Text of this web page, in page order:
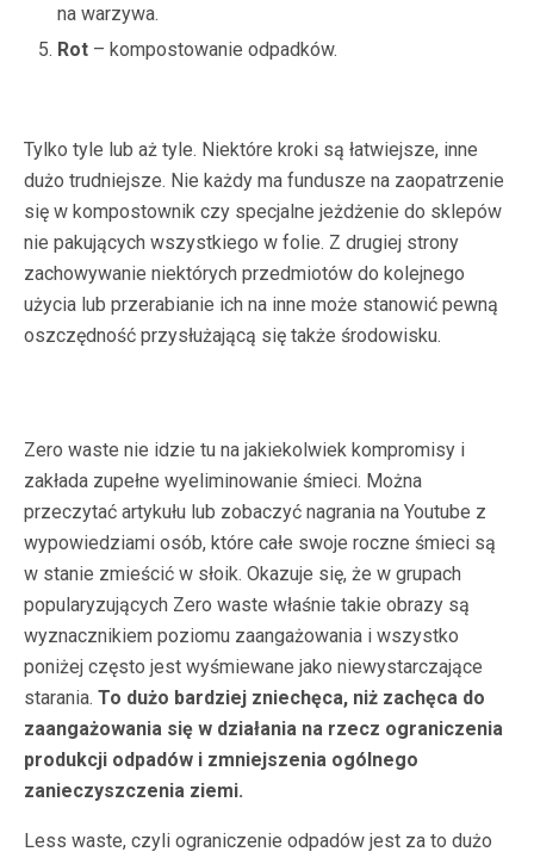
na warzywa.
Rot – kompostowanie odpadków.
Tylko tyle lub aż tyle. Niektóre kroki są łatwiejsze, inne
dużo trudniejsze. Nie każdy ma fundusze na zaopatrzenie
się w kompostownik czy specjalne jeżdżenie do sklepów
nie pakujących wszystkiego w folie. Z drugiej strony
zachowywanie niektórych przedmiotów do kolejnego
użycia lub przerabianie ich na inne może stanowić pewną
oszczędność przysłużającą się także środowisku.
Zero waste nie idzie tu na jakiekolwiek kompromisy i
zakłada zupełne wyeliminowanie śmieci. Można
przeczytać artykułu lub zobaczyć nagrania na Youtube z
wypowiedziami osób, które całe swoje roczne śmieci są
w stanie zmieścić w słoik. Okazuje się, że w grupach
popularyzujących Zero waste właśnie takie obrazy są
wyznacznikiem poziomu zaangażowania i wszystko
poniżej często jest wyśmiewane jako niewystarczające
starania. To dużo bardziej zniechęca, niż zachęca do
zaangażowania się w działania na rzecz ograniczenia
produkcji odpadów i zmniejszenia ogólnego
zanieczyszczenia ziemi.
Less waste, czyli ograniczenie odpadów jest za to dużo